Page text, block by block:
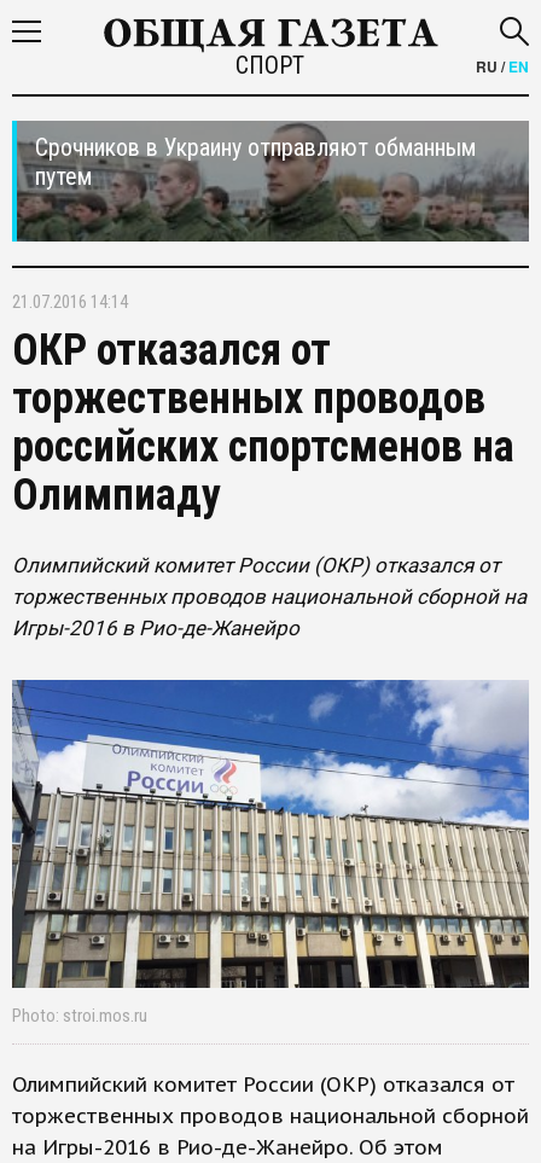
СПОРТ RU /EN
Срочников в Украину отправляют обманным
путем
21.07.2016 14:14
ОКР отказался от
торжественных проводов
российских спортсменов на
Олимпиаду
Олимпийский комитет России (ОКР) отказался от
торжественных проводов национальной сборной на
Игры-2016 в Рио-де-Жанейро
Photo: stroi.mos.ru
Олимпийский комитет России (ОКР) отказался от
торжественных проводов национальной сборной
на Игры-2016 в Рио-де-Жанейро. Об этом